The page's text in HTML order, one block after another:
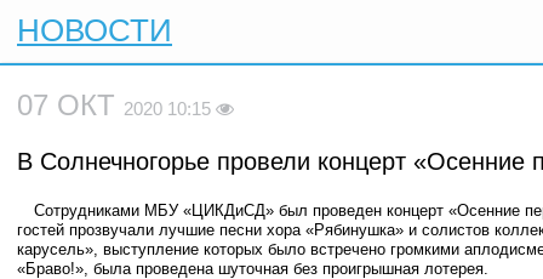
НОВОСТИ
07 ОКТ 2020 10:15
В Солнечногорье провели концерт «Осенние
Сотрудниками МБУ «ЦИКДиСД» был проведен концерт «Осенние
гостей прозвучали лучшие песни хора «Рябинушка» и солистов
карусель», выступление которых было встречено громкими
«Браво!», была проведена шуточная без проигрышная лотерея.